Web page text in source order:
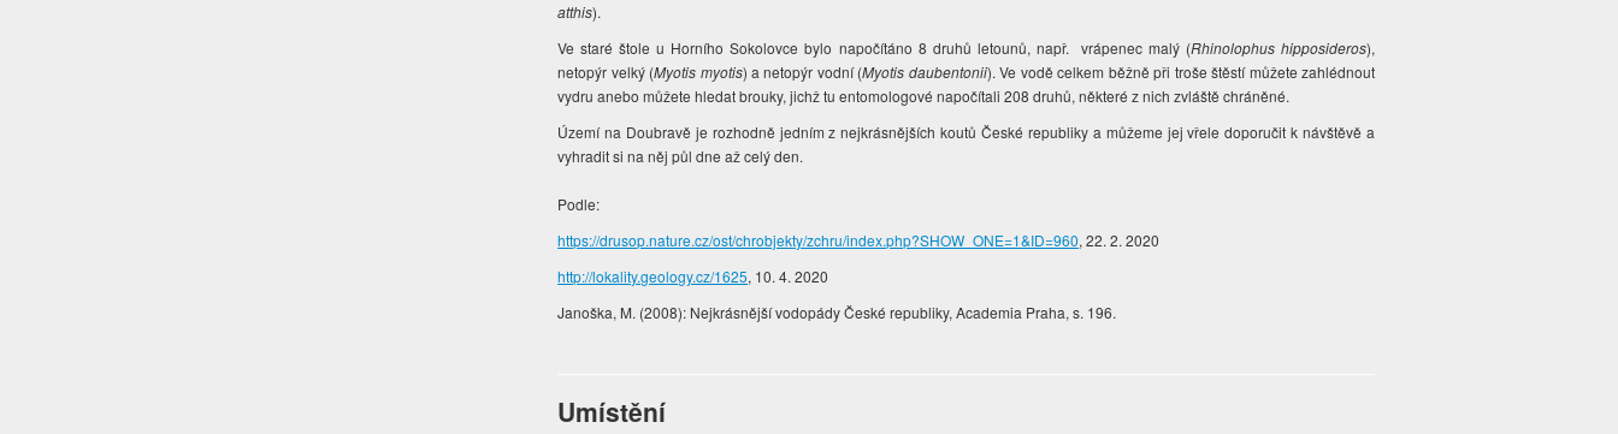
atthis).
Ve staré štole u Horního Sokolovce bylo napočítáno 8 druhů letounů, např.
vrápenec malý (Rhinolophus hipposideros),
netopýr velký (Myotis myotis) a netopýr vodní (Myotis daubentonii). Ve vodě celkem běžně při troše štěstí můžete zahlédnout
vydru anebo můžete hledat brouky, jichž tu entomologové napočítali 208 druhů, některé z nich zvláště chráněné.
Území na Doubravě je rozhodně jedním z nejkrásnějších koutů České republiky a můžeme jej vřele doporučit k návštěvě a
vyhradit si na něj půl dne až celý den.
Podle:
https://drusop.nature.cz/ost/chrobjekty/zchru/index.php?SHOW_ONE=1&ID=960, 22. 2. 2020
http://lokality.geology.cz/1625, 10. 4. 2020
Janoška, M. (2008): Nejkrásnější vodopády České republiky, Academia Praha, s. 196.
Umístění